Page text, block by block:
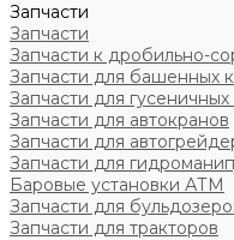
Запчасти
Запчасти
Запчасти к дробильно-
Запчасти для башенных
Запчасти для гусеничных
Запчасти для автокранов
Запчасти для
Запчасти для
Баровые установки АТМ
Запчасти для
Запчасти для тракторов